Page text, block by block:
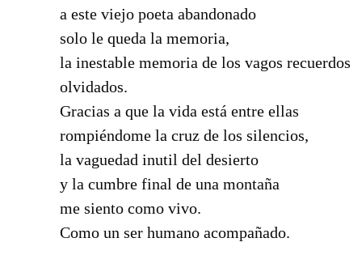
a este viejo poeta abandonado
solo le queda la memoria,
la inestable memoria de los vagos recuerdos
olvidados.
Gracias a que la vida está entre ellas
rompiéndome la cruz de los silencios,
la vaguedad inutil del desierto
y la cumbre final de una montaña
me siento como vivo.
Como un ser humano acompañado.